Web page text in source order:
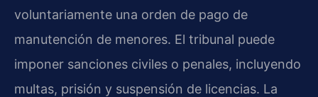
voluntariamente una orden de pago de
manutención de menores. El tribunal puede
imponer sanciones civiles o penales, incluyendo
multas, prisión y suspensión de licencias. La